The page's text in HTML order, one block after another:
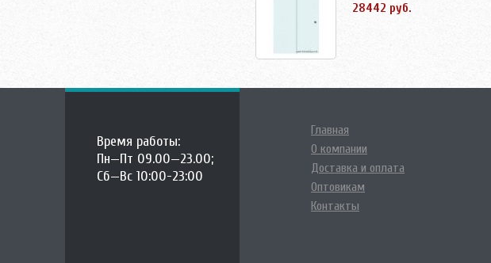
28442 руб.
Время работы:
Пн—Пт 09.00—23.00;
Сб—Вс 10:00-23:00
Главная
О компании
Доставка и оплата
Оптовикам
Контакты